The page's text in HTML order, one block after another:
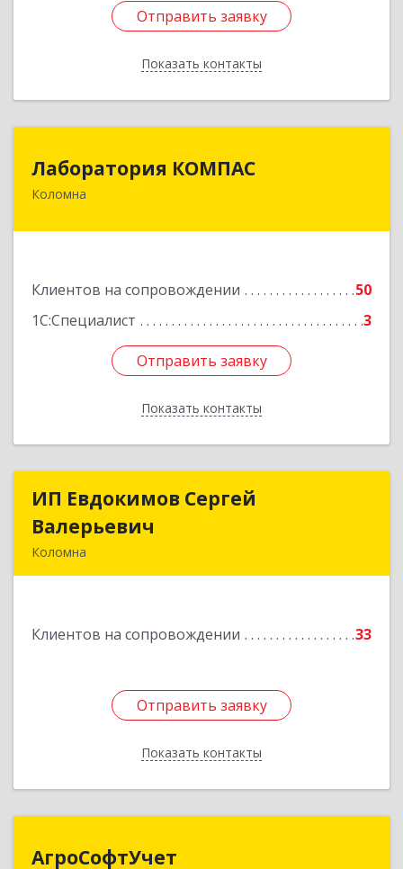
Отправить заявку
Показать контакты
Отправить заявку
Назад
Лаборатория КОМПАС
Коломна
Клиентов на сопровождении
50
1С:Специалист
3
Отправить заявку
Показать контакты
140415, Московская обл, Коломна г, Л.Толстого
Отправить заявку
Назад
ИП Евдокимов Сергей
Валерьевич
Коломна
Клиентов на сопровождении 33
Отправить заявку
Показать контакты
ИП Евдокимов Сергей
Подробнее
Отправить заявку
Назад
АгроСофтУчет